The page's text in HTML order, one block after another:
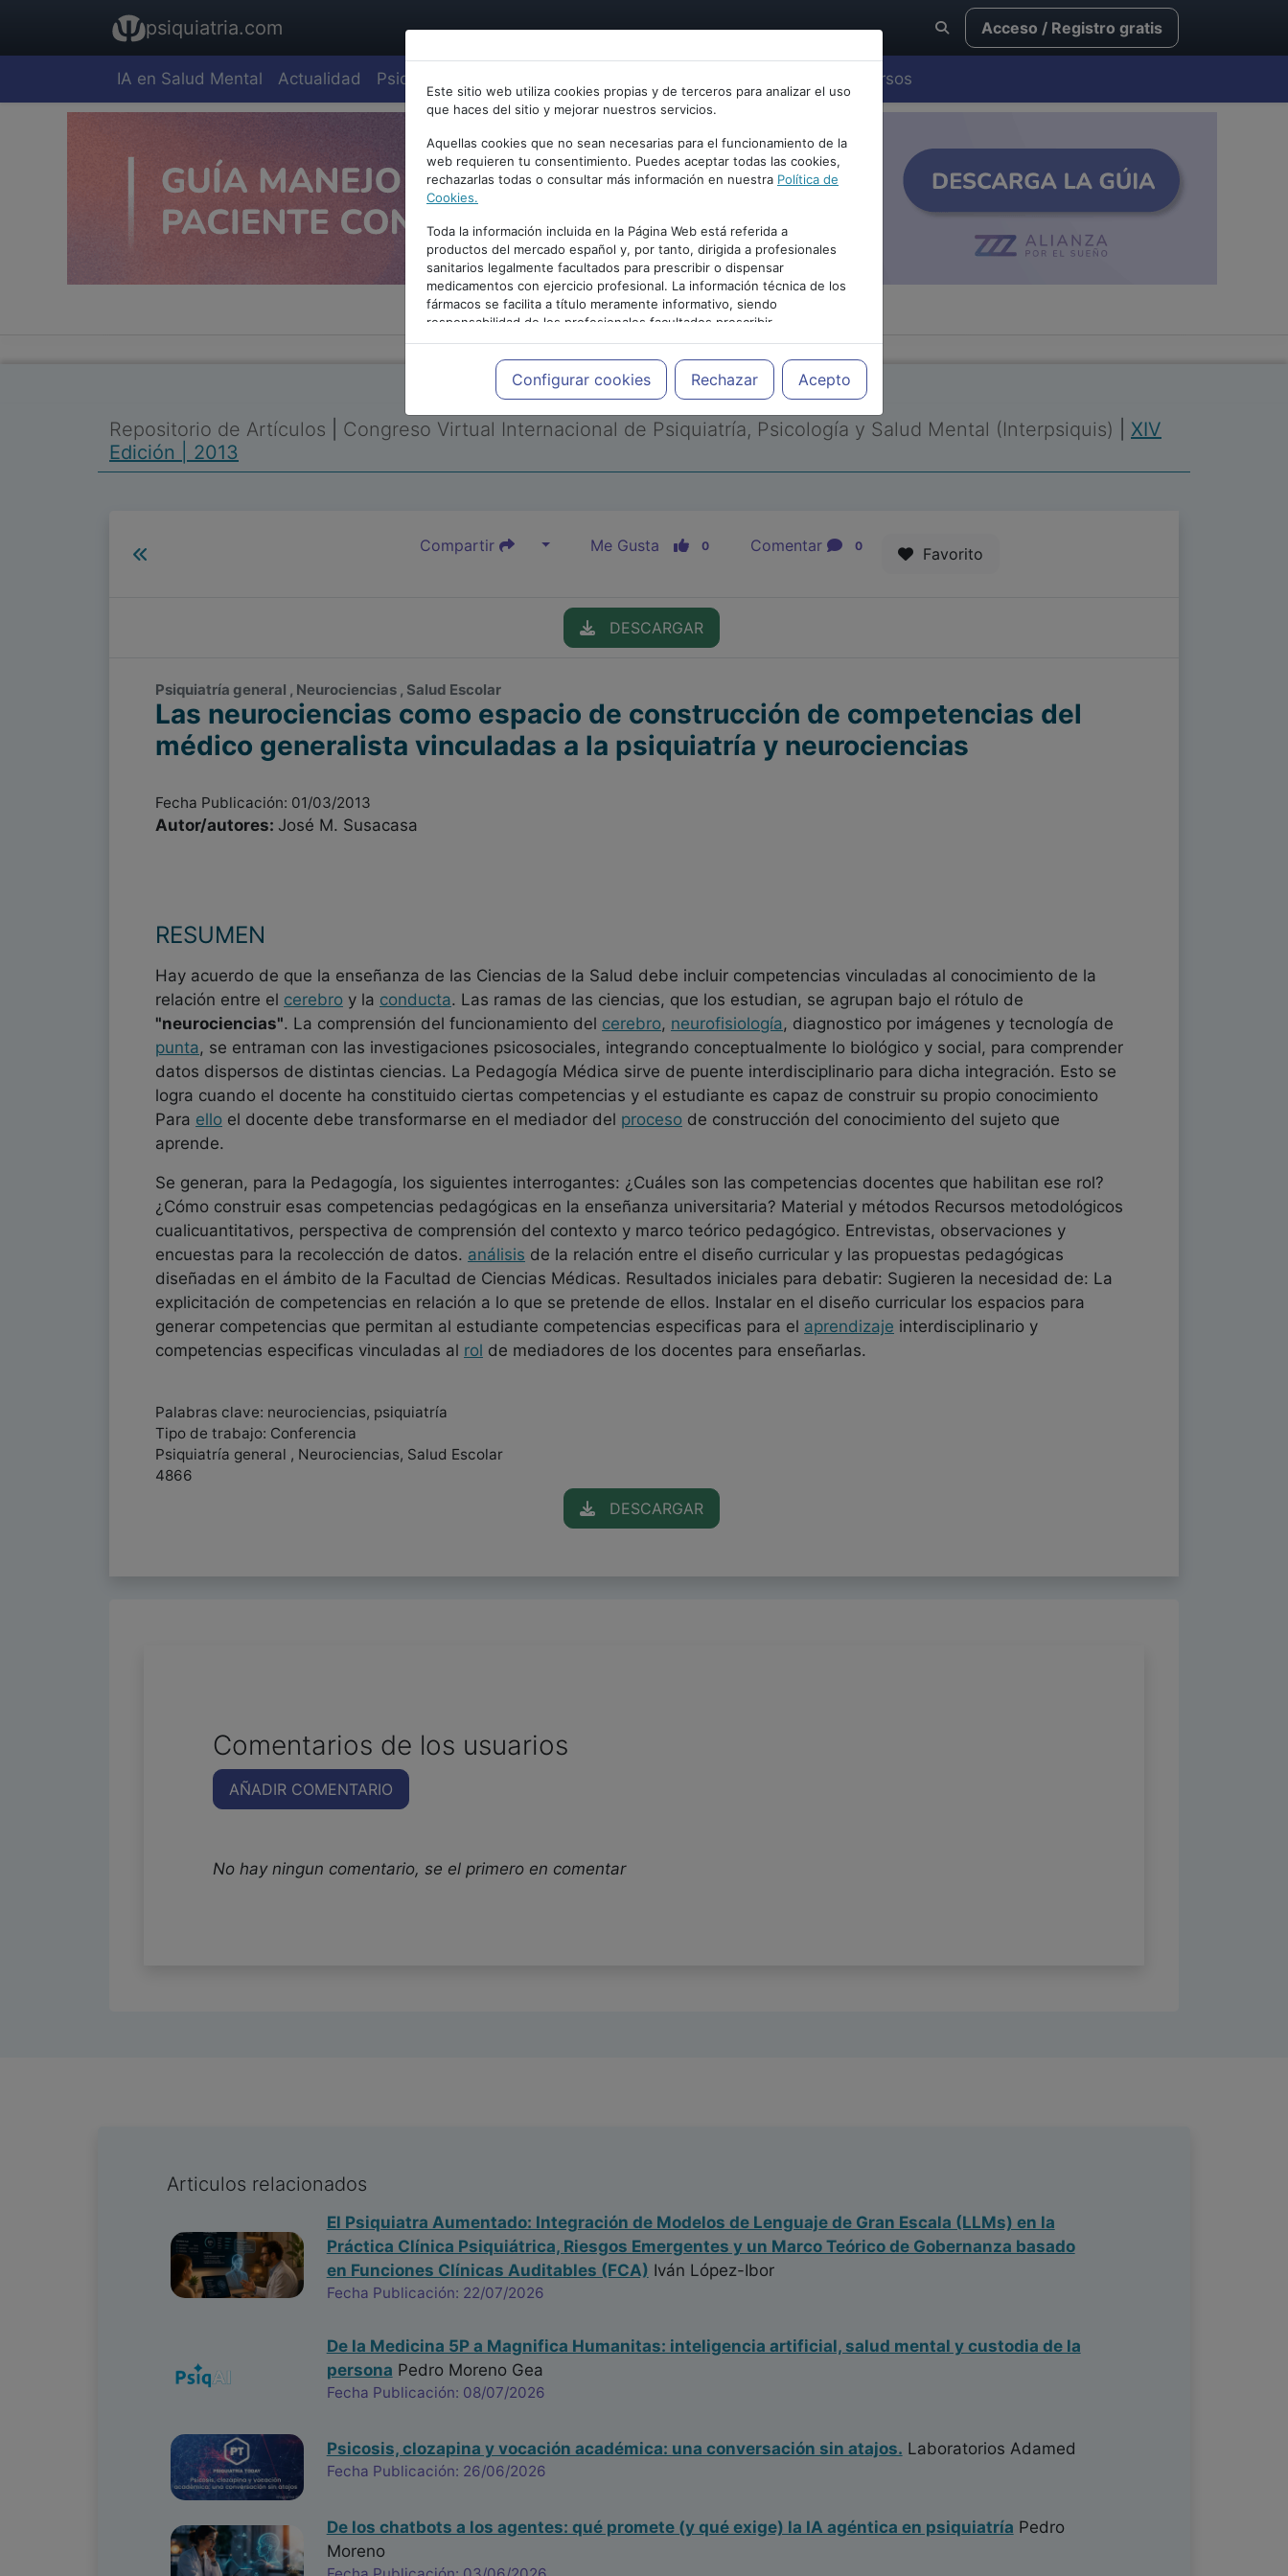
psiquiatria.com Acceso / Registro gratis
IA en Salud Mental Actualidad Psiquiatría Cursos
Este sitio web utiliza cookies propias y de terceros para analizar el uso
que haces del sitio y mejorar nuestros servicios.
Aquellas cookies que no sean necesarias para el funcionamiento de la
web requieren tu consentimiento. Puedes aceptar todas las cookies,
rechazarlas todas o consultar más información en nuestra Política de
Cookies.
Toda la información incluida en la Página Web está referida a
productos del mercado español y, por tanto, dirigida a profesionales
sanitarios legalmente facultados para prescribir o dispensar
medicamentos con ejercicio profesional. La información técnica de los
fármacos se facilita a título meramente informativo, siendo
responsabilidad de los profesionales facultados prescribir
medicamentos y decidir, en cada caso concreto, el tratamiento más
adecuado a las necesidades del paciente.
Configurar cookies Rechazar Acepto
PUBLICIDAD
Repositorio de Artículos Congreso Virtual Internacional de Psiquiatría, Psicología y Salud Mental (Interpsiquis)
XIV
Edición | 2013
Compartir Me Gusta 0 Comentar 0 Favorito
DESCARGAR
Psiquiatría general , Neurociencias , Salud Escolar
Las neurociencias como espacio de construcción de competencias del
médico generalista vinculadas a la psiquiatría y neurociencias
Fecha Publicación: 01/03/2013
Autor/autores: José M. Susacasa
RESUMEN
Hay acuerdo de que la enseñanza de las Ciencias de la Salud debe incluir competencias vinculadas al conocimiento de la
relación entre el cerebro y la conducta. Las ramas de las ciencias, que los estudian, se agrupan bajo el rótulo de
"neurociencias". La comprensión del funcionamiento del cerebro, neurofisiología, diagnostico por imágenes y tecnología de
punta, se entraman con las investigaciones psicosociales, integrando conceptualmente lo biológico y social, para comprender
datos dispersos de distintas ciencias. La Pedagogía Médica sirve de puente interdisciplinario para dicha integración. Esto se
logra cuando el docente ha constituido ciertas competencias y el estudiante es capaz de construir su propio conocimiento
Para ello el docente debe transformarse en el mediador del proceso de construcción del conocimiento del sujeto que
aprende.
Se generan, para la Pedagogía, los siguientes interrogantes: ¿Cuáles son las competencias docentes que habilitan ese rol?
¿Cómo construir esas competencias pedagógicas en la enseñanza universitaria? Material y métodos Recursos metodológicos
cualicuantitativos, perspectiva de comprensión del contexto y marco teórico pedagógico. Entrevistas, observaciones y
encuestas para la recolección de datos. análisis de la relación entre el diseño curricular y las propuestas pedagógicas
diseñadas en el ámbito de la Facultad de Ciencias Médicas. Resultados iniciales para debatir: Sugieren la necesidad de: La
explicitación de competencias en relación a lo que se pretende de ellos. Instalar en el diseño curricular los espacios para
generar competencias que permitan al estudiante competencias especificas para el aprendizaje interdisciplinario y
competencias especificas vinculadas al rol de mediadores de los docentes para enseñarlas.
Palabras clave: neurociencias, psiquiatría
Tipo de trabajo: Conferencia
Psiquiatría general , Neurociencias, Salud Escolar
4866
DESCARGAR
Comentarios de los usuarios
AÑADIR COMENTARIO
No hay ningun comentario, se el primero en comentar
Articulos relacionados
El Psiquiatra Aumentado: Integración de Modelos de Lenguaje de Gran Escala (LLMs) en la
Práctica Clínica Psiquiátrica, Riesgos Emergentes y un Marco Teórico de Gobernanza basado
en Funciones Clínicas Auditables (FCA) Iván López-Ibor
Fecha Publicación: 22/07/2026
De la Medicina 5P a Magnifica Humanitas: inteligencia artificial, salud mental y custodia de la
persona Pedro Moreno Gea
Fecha Publicación: 08/07/2026
Psicosis, clozapina y vocación académica: una conversación sin atajos. Laboratorios Adamed
Fecha Publicación: 26/06/2026
De los chatbots a los agentes: qué promete (y qué exige) la IA agéntica en psiquiatría Pedro
Moreno